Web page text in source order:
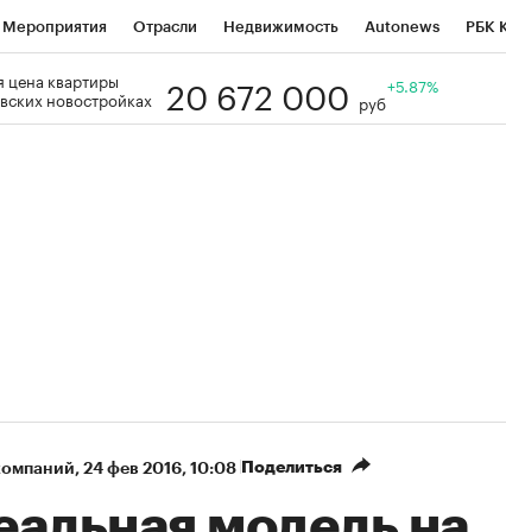
Мероприятия Отрасли Недвижимость Autonews РБК
Визионеры
цена квартиры
новостройках
20 672 000 руб
+5.87%
⁠, 24 фев 2016, 10:08 Поделиться